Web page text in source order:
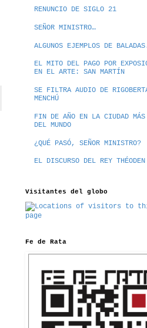
RENUNCIO DE SIGLO 21
SEÑOR MINISTRO…
ALGUNOS EJEMPLOS DE
EL MITO DEL PAGO POR
EN EL ARTE: SAN MARTÍN
SE FILTRA AUDIO DE
MENCHÚ
FIN DE AÑO EN LA CIUDAD
DEL MUNDO
¿QUÉ PASÓ, SEÑOR MINISTRO?
EL DISCURSO DEL REY THÉODEN
Visitantes del globo
Fe de Rata